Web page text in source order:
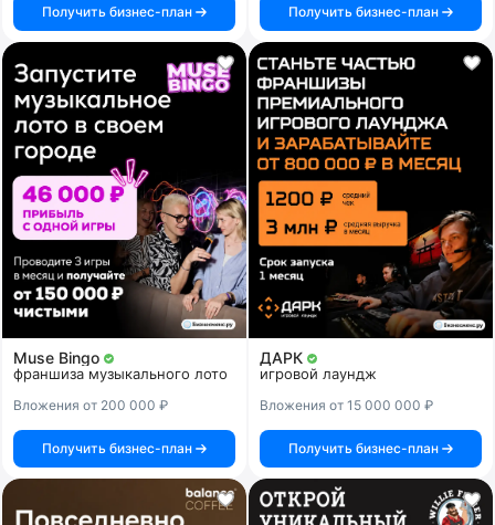
Получить бизнес-план Получить бизнес-план
Muse Bingo
франшиза музыкального лото
Вложения от 200 000 ₽
Получить бизнес-план
ДАРК
игровой лаундж
Вложения от 15 000 000 ₽
Получить бизнес-план